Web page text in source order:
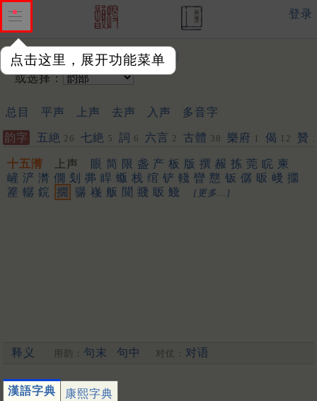
点击这里，展开功能菜单
登录
输入韵字：
或选择：
总目 平声 上声 去声 入声 多音字
韵字 五絶 26 七絶 5 詞 6 六言 2 古體 38 樂府 1 偈 12 贊
十五潸 上声 眼 简 限 盏 产 板 版 撰 赧 拣 莞 睆 柬
嵼 浐 潸 僩 刬 丳 睅 蝂 栈 绾 铲 輚 矕 戁 钣 僝 昄 㟞 攌
簅 轏 鋎 撊 骣 嶘 舨 䦘 䎒 眅 䱠 [更多…]
释义 用韵： 句末 句中 对仗： 对语
漢語字典 康熙字典